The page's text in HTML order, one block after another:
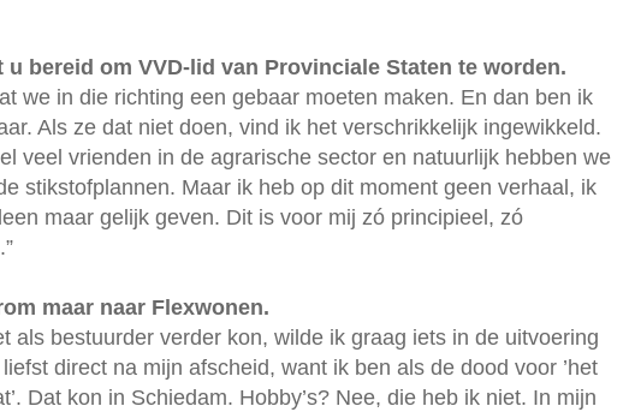
u bereid om VVD-lid van Provinciale Staten te worden.
we in die richting een gebaar moeten maken. En dan ben ik
Als ze dat niet doen, vind ik het verschrikkelijk ingewikkeld.
veel vrienden in de agrarische sector en natuurlijk hebben we
stikstofplannen. Maar ik heb op dit moment geen verhaal, ik
maar gelijk geven. Dit is voor mij zó principieel, zó
maar naar Flexwonen.
als bestuurder verder kon, wilde ik graag iets in de uitvoering
direct na mijn afscheid, want ik ben als de dood voor ’het
Dat kon in Schiedam. Hobby’s? Nee, die heb ik niet. In mijn